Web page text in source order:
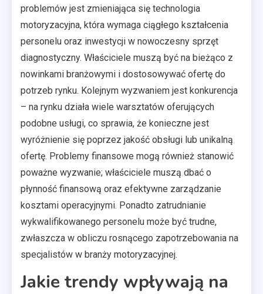
problemów jest zmieniająca się technologia
motoryzacyjna, która wymaga ciągłego kształcenia
personelu oraz inwestycji w nowoczesny sprzęt
diagnostyczny. Właściciele muszą być na bieżąco z
nowinkami branżowymi i dostosowywać ofertę do
potrzeb rynku. Kolejnym wyzwaniem jest konkurencja
– na rynku działa wiele warsztatów oferujących
podobne usługi, co sprawia, że konieczne jest
wyróżnienie się poprzez jakość obsługi lub unikalną
ofertę. Problemy finansowe mogą również stanowić
poważne wyzwanie; właściciele muszą dbać o
płynność finansową oraz efektywne zarządzanie
kosztami operacyjnymi. Ponadto zatrudnianie
wykwalifikowanego personelu może być trudne,
zwłaszcza w obliczu rosnącego zapotrzebowania na
specjalistów w branży motoryzacyjnej.
Jakie trendy wpływają na